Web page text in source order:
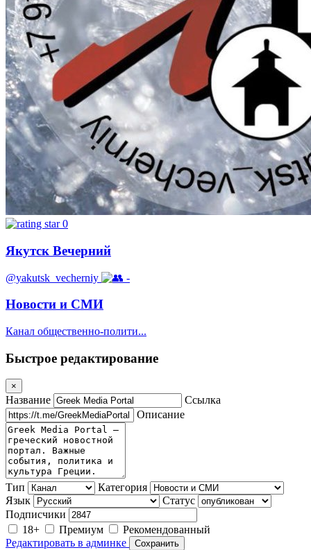
0
Якутск Вечерний
@yakutsk_vecherniy -
Новости и СМИ
Канал общественно-полити...
Быстрое редактирование
×
Название
Ссылка
Описание
Тип
Категория
Язык
Статус
Подписчики
18+
Премиум
Рекомендованный
Редактировать в админке
Сохранить